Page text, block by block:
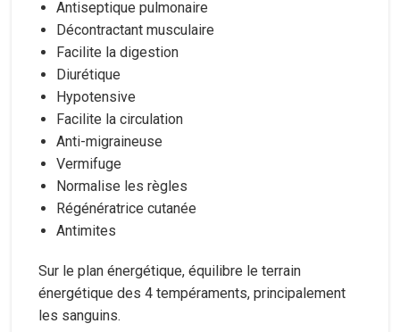
Antiseptique pulmonaire
Décontractant musculaire
Facilite la digestion
Diurétique
Hypotensive
Facilite la circulation
Anti-migraineuse
Vermifuge
Normalise les règles
Régénératrice cutanée
Antimites
Sur le plan énergétique, équilibre le terrain
énergétique des 4 tempéraments, principalement
les sanguins.